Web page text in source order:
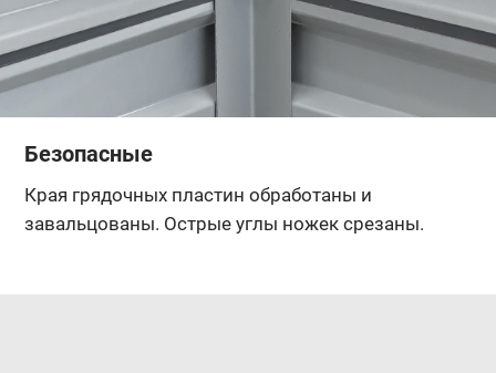
Безопасные
Края грядочных пластин обработаны и
завальцованы. Острые углы ножек срезаны.